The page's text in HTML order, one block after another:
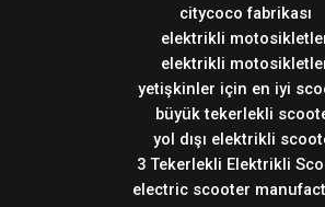
citycoco fabrikası
elektrikli
elektrikli
yetişkinler için en iyi
büyük tekerlekli
yol dışı elektrikli
3 Tekerlekli Elektrikli
electric scooter